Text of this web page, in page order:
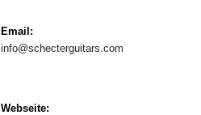
Email:
info@schecterguitars.com
Webseite: